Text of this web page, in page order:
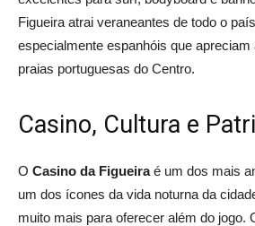
Figueira atrai veraneantes de todo o
especialmente espanhóis que apreciam
praias portuguesas do Centro.
Casino, Cultura e
O Casino da Figueiraé um dos mais
um dos ícones da vida noturna da
muito mais para oferecer além do jogo.